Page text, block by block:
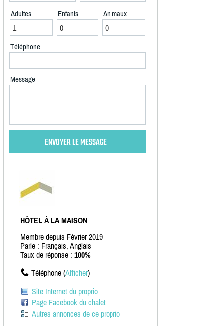
Adultes Enfants Animaux
Téléphone
Message
HÔTEL À LA MAISON
Membre depuis Février 2019
Parle : Français, Anglais
Taux de réponse : 100%
Téléphone (Afficher)
Site Internet du proprio
Page Facebook du chalet
Autres annonces de ce proprio